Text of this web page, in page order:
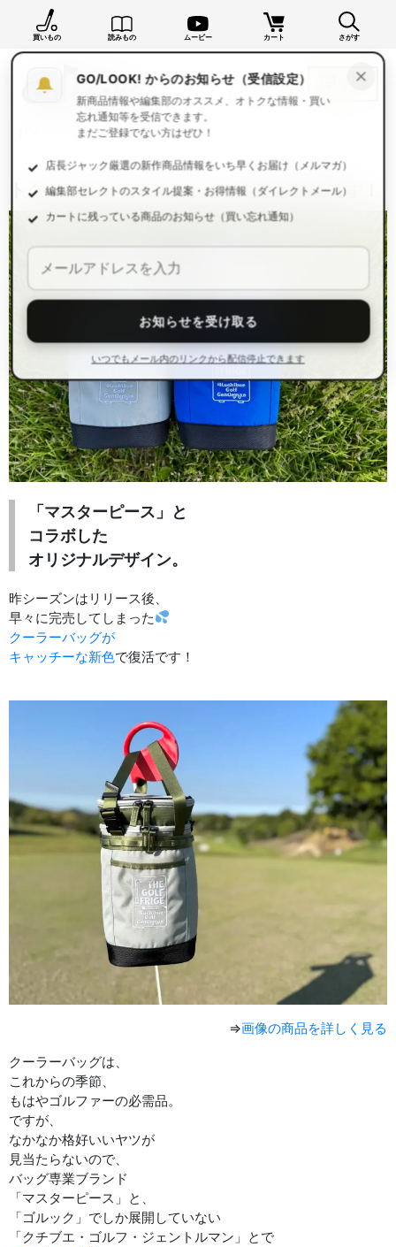
買いもの 読みもの ムービー カート さがす
読みもの一覧 読みもの
トクベツなクーラーバッグ、今季も登場です！
「マスターピース」と
コラボした
オリジナルデザイン。
昨シーズンはリリース後、
早々に完売してしまった
クーラーバッグが
キャッチーな新色で復活です！
⇒画像の商品を詳しく見る
クーラーバッグは、
これからの季節、
もはやゴルファーの必需品。
ですが、
なかなか格好いいヤツが
見当たらないので、
バッグ専業ブランド
「マスターピース」と、
「ゴルック」でしか展開していない
「クチブエ・ゴルフ・ジェントルマン」とで
×
GO/LOOK! からのお知らせ（受信設定）
新商品情報や編集部のオススメ、オトクな情報・買い
忘れ通知等を受信できます。
まだご登録でない方はぜひ！
店長ジャック厳選の新作商品情報をいち早くお届け（メルマガ）
編集部セレクトのスタイル提案・お得情報（ダイレクトメール）
カートに残っている商品のお知らせ（買い忘れ通知）
お知らせを受け取る
いつでもメール内のリンクから配信停止できます